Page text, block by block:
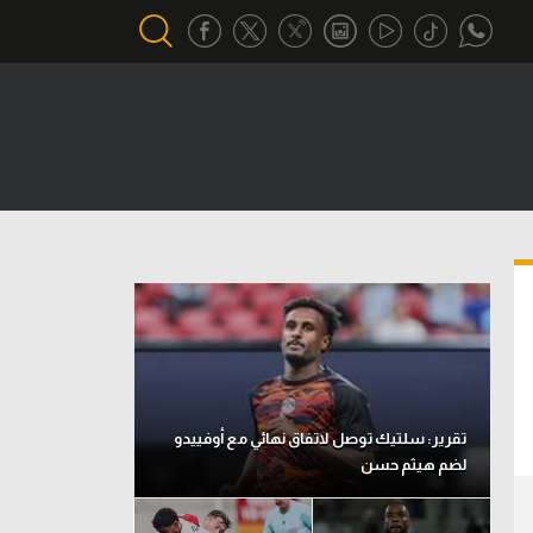
تحقيق في الجول
تقرير في الجول
تحليل في الجول
حكايات في الجول
كويز في الجول
فيديو في الجول
تقرير: سلتيك توصل لاتفاق نهائي مع أوفييدو
لضم هيثم حسن